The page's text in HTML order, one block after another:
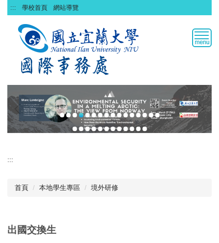
跳
到
::: 學校首頁 網站導覽
:::
首頁 本地學生專區 境外研修
出國交換生